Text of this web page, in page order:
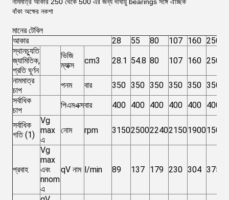
বাঁকা অক্ষের নকশা
মানের টেবিল
আকার
28 55 80 107 160 250
স্থানচ্যুতি
জ্যামিতিক,
প্রতি ঘূর্ণন
ভিজি
ম্যাক্স
cm3 28.1 54.8 80 107 160 250
নামমাত্র
চাপ
পনম বার 350 350 350 350 350 350
সর্বাধিক
চাপ
পিএমএক্সবার 400 400 400 400 400 400
সর্বাধিক
গতি (1)
Vg
max
এ
নোম rpm 315025002240215019001500
প্রবাহ
Vg
max
এবং
nnom
এ
qV নাম l/min 89 137 179 230 304 375